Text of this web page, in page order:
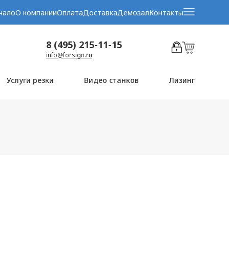
О компанииОплатаДоставкаДемозалКонтакты
8 (495) 215-11-15
info@forsign.ru
Услуги резки Видео станков Лизинг